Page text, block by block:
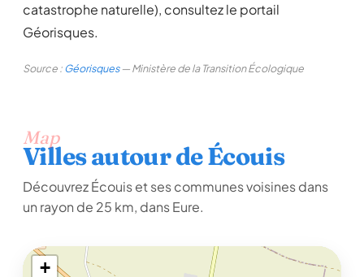
catastrophe naturelle), consultez le portail
Géorisques.
Source :Géorisques— Ministère de la Transition Écologique
Map
Villes autour de Écouis
Découvrez Écouis et ses communes voisines dans
un rayon de 25 km, dans Eure.
+